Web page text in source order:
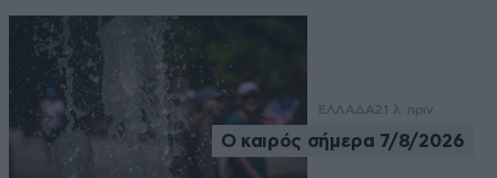
ΕΛΛΑΔΑ21 λ. πριν
Ο καιρός σήμερα 7/8/2026